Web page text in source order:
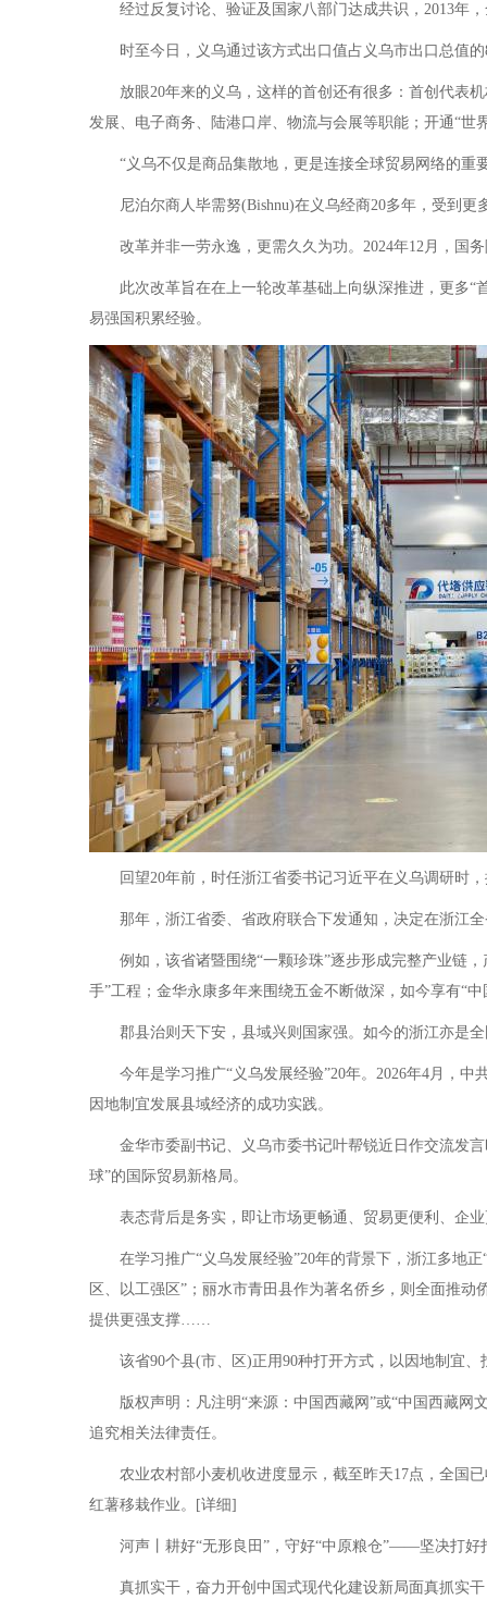
经过反复讨论、验证及国家八部门达成共识，2013年，
时至今日，义乌通过该方式出口值占义乌市出口总值的
放眼20年来的义乌，这样的首创还有很多：首创代表机
发展、电子商务、陆港口岸、物流与会展等职能；开通“
“义乌不仅是商品集散地，更是连接全球贸易网络的重
尼泊尔商人毕需努(Bishnu)在义乌经商20多年，受到更
改革并非一劳永逸，更需久久为功。2024年12月，国
此次改革旨在在上一轮改革基础上向纵深推进，更多“首
易强国积累经验。
回望20年前，时任浙江省委书记习近平在义乌调研时，
那年，浙江省委、省政府联合下发通知，决定在浙江全
例如，该省诸暨围绕“一颗珍珠”逐步形成完整产业链，
手”工程；金华永康多年来围绕五金不断做深，如今享有“
郡县治则天下安，县域兴则国家强。如今的浙江亦是全
今年是学习推广“义乌发展经验”20年。2026年4月，中
因地制宜发展县域经济的成功实践。
金华市委副书记、义乌市委书记叶帮锐近日作交流发言
球”的国际贸易新格局。
表态背后是务实，即让市场更畅通、贸易更便利、企业
在学习推广“义乌发展经验”20年的背景下，浙江多地正
区、以工强区”；丽水市青田县作为著名侨乡，则全面推
提供更强支撑……
该省90个县(市、区)正用90种打开方式，以因地制宜、
版权声明：凡注明“来源：中国西藏网”或“中国西藏网
追究相关法律责任。
农业农村部小麦机收进度显示，截至昨天17点，全国已
红薯移栽作业。[详细]
河声丨耕好“无形良田”，守好“中原粮仓”——坚决打好
真抓实干，奋力开创中国式现代化建设新局面真抓实干